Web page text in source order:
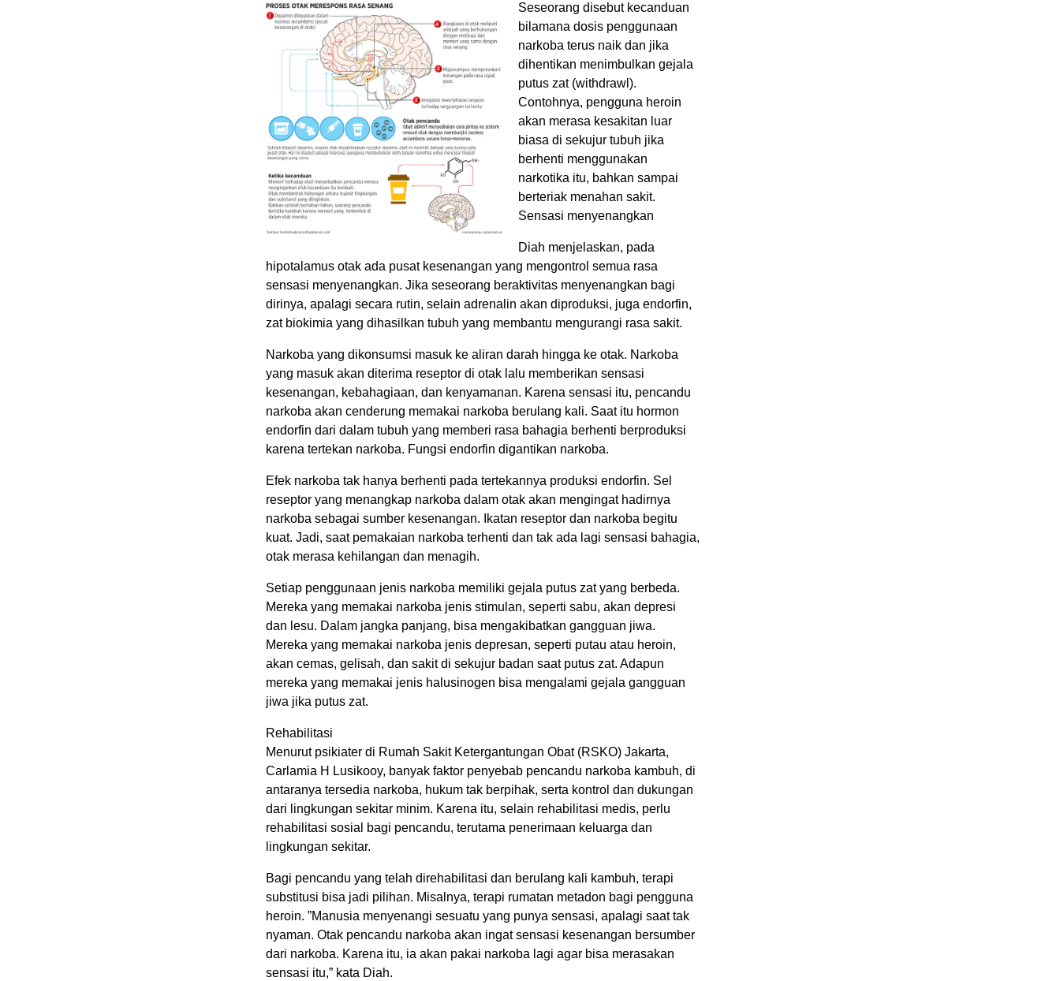
Seseorang disebut kecanduan
bilamana dosis penggunaan
narkoba terus naik dan jika
dihentikan menimbulkan gejala
putus zat (withdrawl).
Contohnya, pengguna heroin
akan merasa kesakitan luar
biasa di sekujur tubuh jika
berhenti menggunakan
narkotika itu, bahkan sampai
berteriak menahan sakit.
Sensasi menyenangkan
Diah menjelaskan, pada
hipotalamus otak ada pusat kesenangan yang mengontrol semua rasa
sensasi menyenangkan. Jika seseorang beraktivitas menyenangkan bagi
dirinya, apalagi secara rutin, selain adrenalin akan diproduksi, juga endorfin,
zat biokimia yang dihasilkan tubuh yang membantu mengurangi rasa sakit.
Narkoba yang dikonsumsi masuk ke aliran darah hingga ke otak. Narkoba
yang masuk akan diterima reseptor di otak lalu memberikan sensasi
kesenangan, kebahagiaan, dan kenyamanan. Karena sensasi itu, pencandu
narkoba akan cenderung memakai narkoba berulang kali. Saat itu hormon
endorfin dari dalam tubuh yang memberi rasa bahagia berhenti berproduksi
karena tertekan narkoba. Fungsi endorfin digantikan narkoba.
Efek narkoba tak hanya berhenti pada tertekannya produksi endorfin. Sel
reseptor yang menangkap narkoba dalam otak akan mengingat hadirnya
narkoba sebagai sumber kesenangan. Ikatan reseptor dan narkoba begitu
kuat. Jadi, saat pemakaian narkoba terhenti dan tak ada lagi sensasi bahagia,
otak merasa kehilangan dan menagih.
Setiap penggunaan jenis narkoba memiliki gejala putus zat yang berbeda.
Mereka yang memakai narkoba jenis stimulan, seperti sabu, akan depresi
dan lesu. Dalam jangka panjang, bisa mengakibatkan gangguan jiwa.
Mereka yang memakai narkoba jenis depresan, seperti putau atau heroin,
akan cemas, gelisah, dan sakit di sekujur badan saat putus zat. Adapun
mereka yang memakai jenis halusinogen bisa mengalami gejala gangguan
jiwa jika putus zat.
Rehabilitasi
Menurut psikiater di Rumah Sakit Ketergantungan Obat (RSKO) Jakarta,
Carlamia H Lusikooy, banyak faktor penyebab pencandu narkoba kambuh, di
antaranya tersedia narkoba, hukum tak berpihak, serta kontrol dan dukungan
dari lingkungan sekitar minim. Karena itu, selain rehabilitasi medis, perlu
rehabilitasi sosial bagi pencandu, terutama penerimaan keluarga dan
lingkungan sekitar.
Bagi pencandu yang telah direhabilitasi dan berulang kali kambuh, terapi
substitusi bisa jadi pilihan. Misalnya, terapi rumatan metadon bagi pengguna
heroin. ”Manusia menyenangi sesuatu yang punya sensasi, apalagi saat tak
nyaman. Otak pencandu narkoba akan ingat sensasi kesenangan bersumber
dari narkoba. Karena itu, ia akan pakai narkoba lagi agar bisa merasakan
sensasi itu,” kata Diah.